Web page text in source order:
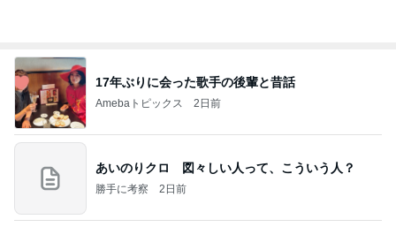
17年ぶりに会った歌手の後輩と昔話
Amebaトピックス 2日前
あいのりクロ 図々しい人って、こういう人？
勝手に考察 2日前